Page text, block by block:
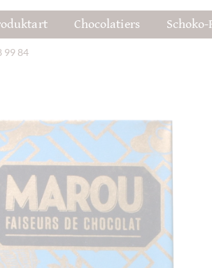
Chocolatiers Schoko-
99 84